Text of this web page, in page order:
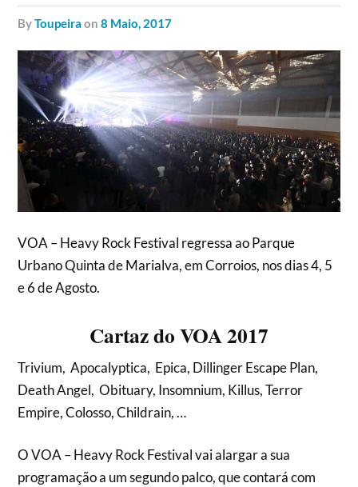
byToupeira on8 Maio, 2017
VOA – Heavy Rock Festival regressa ao Parque
Urbano Quinta de Marialva, em Corroios, nos dias 4, 5
e 6 de Agosto.
Cartaz do VOA 2017
Trivium, Apocalyptica, Epica, Dillinger Escape Plan,
Death Angel, Obituary, Insomnium, Killus, Terror
Empire, Colosso, Childrain, …
O VOA – Heavy Rock Festival vai alargar a sua
programação a um segundo palco, que contará com